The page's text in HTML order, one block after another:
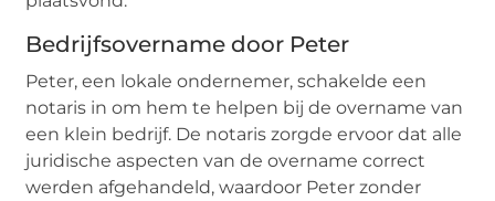
Bedrijfsovername door Peter
Peter, een lokale ondernemer, schakelde een
notaris in om hem te helpen bij de overname van
een klein bedrijf. De notaris zorgde ervoor dat alle
juridische aspecten van de overname correct
werden afgehandeld, waardoor Peter zonder